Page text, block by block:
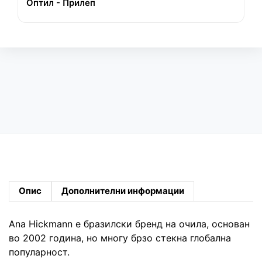
Оптил - Прилеп
Опис Дополнителни информации
Ana Hickmann е бразилски бренд на очила, основан
во 2002 година, но многу брзо стекна глобална
популарност.